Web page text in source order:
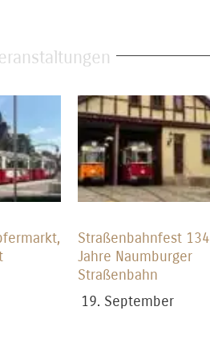
Straßenbahnfest 134
Jahre Naumburger
Straßenbahn
19. September